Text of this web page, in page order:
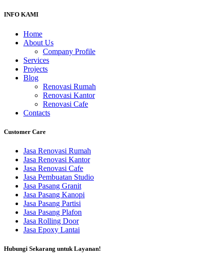
INFO KAMI
Home
About Us
Company Profile
Services
Projects
Blog
Renovasi Rumah
Renovasi Kantor
Renovasi Cafe
Contacts
Customer Care
Jasa Renovasi Rumah
Jasa Renovasi Kantor
Jasa Renovasi Cafe
Jasa Pembuatan Studio
Jasa Pasang Granit
Jasa Pasang Kanopi
Jasa Pasang Partisi
Jasa Pasang Plafon
Jasa Rolling Door
Jasa Epoxy Lantai
Hubungi Sekarang untuk Layanan!